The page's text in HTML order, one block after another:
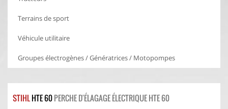
Terrains de sport
Véhicule utilitaire
Groupes électrogènes / Génératrices / Motopompes
STIHLHTE 60PERCHE D'ÉLAGAGE ÉLECTRIQUE HTE 60